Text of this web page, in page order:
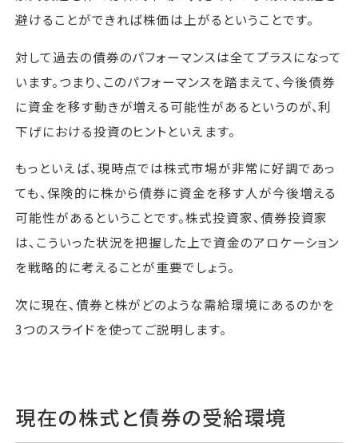
避けることができれば株価は上がるということです。
対して過去の債券のパフォーマンスは全てプラスになって
います。つまり、このパフォーマンスを踏まえて、今後債券
に資金を移す動きが増える可能性があるというのが、利
下げにおける投資のヒントといえます。
もっといえば、現時点では株式市場が非常に好調であっ
ても、保険的に株から債券に資金を移す人が今後増える
可能性があるということです。株式投資家、債券投資家
は、こういった状況を把握した上で資金のアロケーション
を戦略的に考えることが重要でしょう。
次に現在、債券と株がどのような需給環境にあるのかを
3つのスライドを使ってご説明します。
現在の株式と債券の受給環境